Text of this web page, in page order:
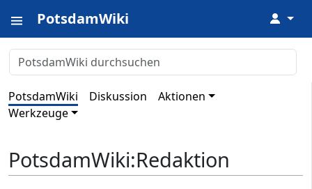
PotsdamWiki ↓
PotsdamWiki Diskussion
Aktionen
Werkzeuge
PotsdamWiki:Redaktion
Abkürzung: PW:R